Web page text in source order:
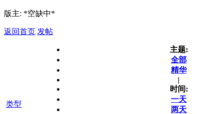
版主: *空缺中*
返回首页 发帖
类型
主题:
全部
精华
|
时间:
一天
两天